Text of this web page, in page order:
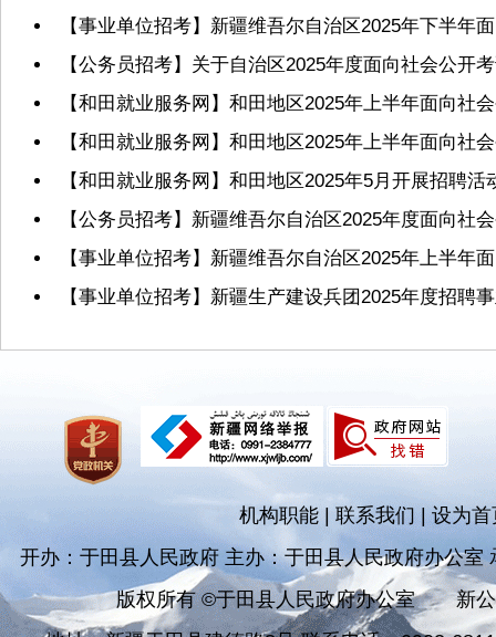
【事业单位招考】新疆维吾尔自治区2025年下半年
【公务员招考】关于自治区2025年度面向社会公
【和田就业服务网】和田地区2025年上半年面向社
【和田就业服务网】和田地区2025年上半年面向
【和田就业服务网】和田地区2025年5月开展招聘活
【公务员招考】新疆维吾尔自治区2025年度面向社
【事业单位招考】新疆维吾尔自治区2025年上半年
【事业单位招考】新疆生产建设兵团2025年度招聘
机构职能 联系我们|设为首
开办：于田县人民政府 主办：于田县人民政府办公室
版权所有 ©于田县人民政府办公室
新